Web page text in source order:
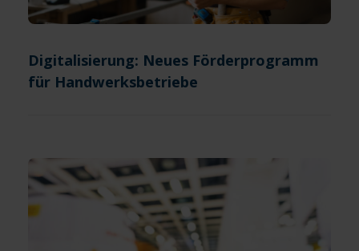
Digitalisierung: Neues Förderprogramm
für Handwerksbetriebe